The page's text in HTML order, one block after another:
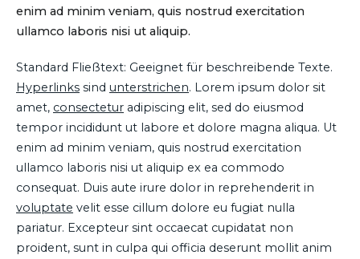
enim ad minim veniam, quis nostrud exercitation
ullamco laboris nisi ut aliquip.
Standard Fließtext: Geeignet für beschreibende Texte.
Hyperlinks sind unterstrichen. Lorem ipsum dolor sit
amet, consectetur adipiscing elit, sed do eiusmod
tempor incididunt ut labore et dolore magna aliqua. Ut
enim ad minim veniam, quis nostrud exercitation
ullamco laboris nisi ut aliquip ex ea commodo
consequat. Duis aute irure dolor in reprehenderit in
voluptate velit esse cillum dolore eu fugiat nulla
pariatur. Excepteur sint occaecat cupidatat non
proident, sunt in culpa qui officia deserunt mollit anim